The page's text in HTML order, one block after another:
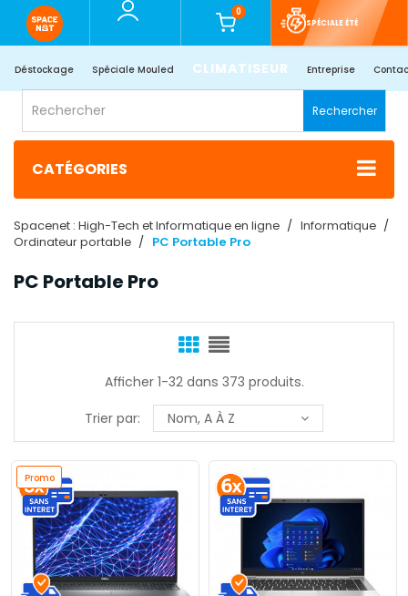
0
SPÉCIALE ÉTÉ
Déstockage Spéciale Mouled CLIMATISEUR Entreprise
Rechercher
CATÉGORIES
Spacenet : High-Tech et Informatique en ligne
Informatique
Ordinateur portable
PC Portable Pro
PC Portable Pro
Afficher 1-32 dans 373 produits.
Trier par:
Nom, A À Z
Promo